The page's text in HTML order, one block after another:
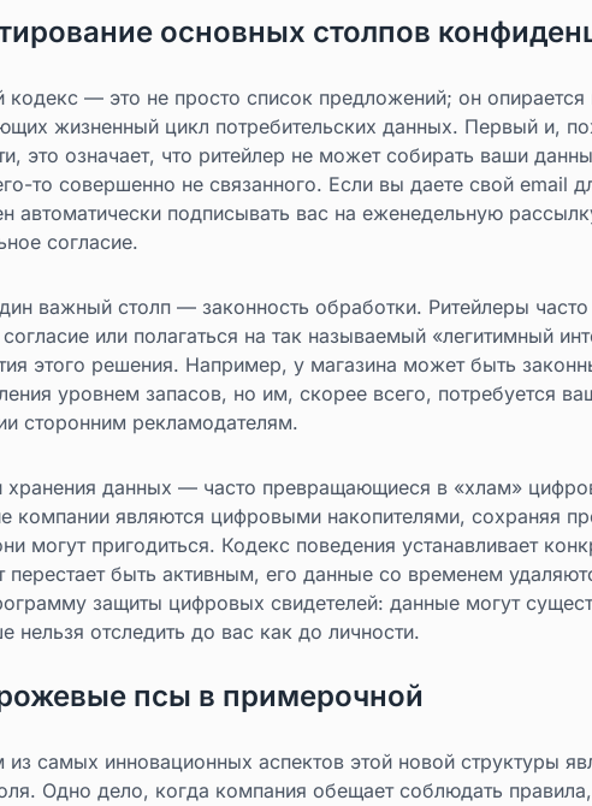
основных столпов
кодекс — это не просто список предложений; он
жизненный цикл потребительских данных. Первый и,
это означает, что ритейлер не может собирать ваши
то совершенно не связанного. Если вы даете свой email
автоматически подписывать вас на еженедельную
согласие.
важный столп — законность обработки. Ритейлеры
или полагаться на так называемый «легитимный
этого решения. Например, у магазина может быть
уровнем запасов, но им, скорее всего, потребуется
сторонним рекламодателям.
хранения данных — часто превращающиеся в «хлам»
компании являются цифровыми накопителями, сохраняя
могут пригодиться. Кодекс поведения устанавливает
перестает быть активным, его данные со временем
защиты цифровых свидетелей: данные могут
нельзя отследить до вас как до личности.
псы в примерочной
самых инновационных аспектов этой новой структуры
Одно дело, когда компания обещает соблюдать